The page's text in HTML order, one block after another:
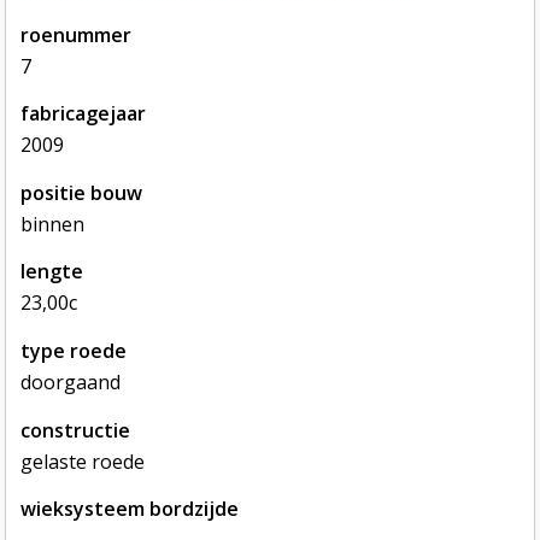
roenummer
7
fabricagejaar
2009
positie bouw
binnen
lengte
23,00c
type roede
doorgaand
constructie
gelaste roede
wieksysteem bordzijde